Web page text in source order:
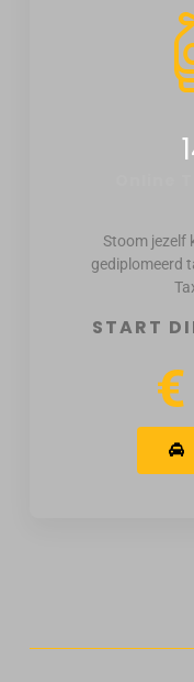
Stoom jezelf
gediplomeerd
START